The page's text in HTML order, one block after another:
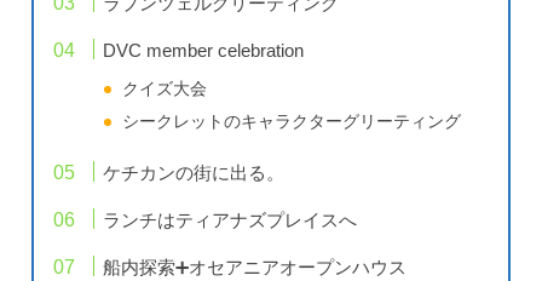
DVC member celebration
クイズ大会
シークレットのキャラクターグリーティング
ケチカンの街に出る。
ランチはティアナズプレイスへ
船内探索➕オセアニアオープンハウス